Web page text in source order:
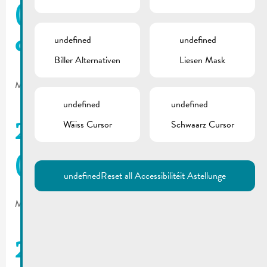
(édition spéciale
octobre)
March 22, 2017
2017_02 De Buet
(mars-avril)
March 22, 2017
2017_01 De Buet
undefined
Biller Alternativen
undefined
Liesen Mask
undefined
Wäiss Cursor
undefined
Schwaarz Cursor
undefinedReset all Accessibilitéit Astellunge